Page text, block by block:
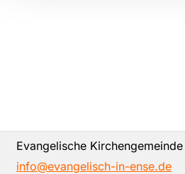
Evangelische
info@evangelisch-in-ense.de